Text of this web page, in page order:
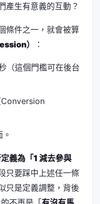
產生有意義的互動？
條件之一，就會被算
） ：
（這個門檻可在後台
Conversion
義為「1 減去參與
只要踩中上述任一條
只是定義調整，背後